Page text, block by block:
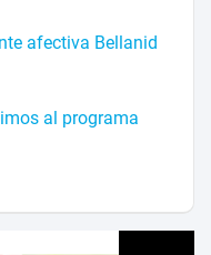
afectiva Bellanid
al programa